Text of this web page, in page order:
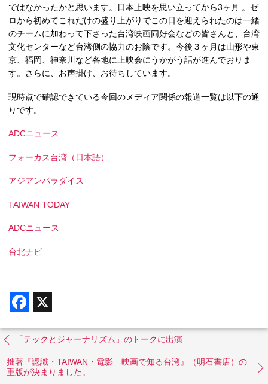
ではなかったかと思います。日本上映を思い立ってから3ヶ月 。ゼ
ロから初めてこれだけの盛り上がりでこの日を迎えられたのは一緒
のチームに加わって下さった台湾映画同好会などの皆さんと、台湾
文化センターなど台湾側の協力のお陰です。今後３ヶ月は山形や東
京、福岡、神奈川など各地に上映会にうかがう話が進んでおりま
す。さらに、お声掛け、お待ちしています。
現時点で確認できている今回のメディア関係の報道一覧は以下の通
りです。
ADCニュース
フォーカス台湾（日本語）
アジアンパラダイス
TAIWAN TODAY
ADCニュース
台北ナビ
o
k
「テックとジャーナリズム」のトークに出演
拙著『認識・TAIWAN・電影 映画で知る台湾』（明石書店）の
重版が決まりました。